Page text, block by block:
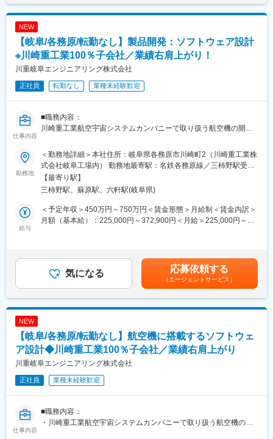
忘れずに新しいことにトライできる環境が整っています。
変更の範囲：会社の定める業務
合化して生み出すシステム製品には、油圧技術のトップを走るカ
ヤバの総合力が発揮されています。
◎5台に1台
・世界で走る自動車の約5台中1台にカヤバの自動車用ショックア
品・技術・サービスを提供しています。
・また様々な国で部品を供給できるよう、世界23ヶ国に生産・販
■働きやすさ：
・入社3年後定着率90％以上、平均勤続年数15年以上
・当社はすべての社員が安心して仕事に集中できる環境を整える
ために、様々な支援制度を導入しています。
・また、世界の多様なニーズに応えていくには組織としての多様
性も重要だと考え、ダイバーシティマネジメントも積極的に推
■就業環境／研修制度の一例：
◎ワークライフバランス支援
・テレワークの導入
◎研修制度
・50コースにおよぶ技術者教育
・海外赴任前研修
・階層別教育、OA教育
NEW
【岐阜/各務原/転勤なし】製品開発：ソフトウェア設計
※川崎重工業100％子会社／業績右肩上がり！
川重岐阜エンジニアリング株式会社
正社員 転勤なし 業種未経験歓迎
仕事内容
■職務内容：
川崎重工業航空宇宙システムカンパニーで取り扱う航空機の開
をお任せします。仕様調整、設計、コーディング、デバッグ、機
能確認、納品及びアフターフォローまで一貫して担当します。
・航空機開発時に使用する各種試験装置
・航空機の製造、整備工程で使用する治工具
・航空機の運用時に使用する地上整備機材や教育機材
■当ポジションの魅力：
・基本設計～納入までものづくりの全工程を経験できるため、大
に挑戦でき、航空機に搭載される電子機器やシステムの仕様理解
も深まります。
・航空機業界以外からの転職者も活躍中です！
・平均勤続年数20.2年
・年間休日125日
・有給取得平均17.5日(記念日休暇、リフレッシュ休暇制度もあり)
・入社3年以内離職率0％
・育児休業取得率女性100％、男性60％(短時間勤務は小学校卒業
・単身寮、社宅を完備（規定・審査あり）しており、U・Iターン
の方も歓迎です！
勤務地
＜勤務地詳細＞本社住所：岐阜県各務原市川崎町2（川崎重工業株
式会社岐阜工場内） 勤務地最寄駅：名鉄各務原線／三柿野駅受動
喫煙対策：その他（敷地内禁煙（屋内／屋外喫煙可能場所あ
り））変更の範囲：会社の定める事業所
【最寄り駅】
三柿野駅、蘇原駅、六軒駅(岐阜県)
給与
＜予定年収＞450万円～750万円＜賃金形態＞月給制＜賃金内訳＞
月額（基本給）：225,000円～372,900円＜月給＞225,000円～
足：・年収はご経歴、ご年齢を踏まえて決定します。・上記年収
は想定残業時間20時間／月分の残業代を含めた想定金額。賃金は
あくまでも目安の金額であり、選考を通じて上下する可能性があ
ります。月給(月額)は固定手当を含めた表記です。
気になる 応募依頼する
（エージェントサービス）
NEW
【岐阜/各務原/転勤なし】航空機に搭載するソフトウェ
ア設計◆川崎重工業100％子会社／業績右肩上がり
川重岐阜エンジニアリング株式会社
正社員 業種未経験歓迎
仕事内容
■職務内容：
・川崎重工業航空宇宙システムカンパニーで取り扱う航空機の、